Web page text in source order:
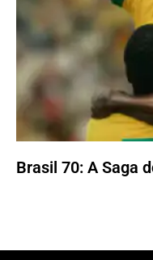
Brasil 70: A Saga